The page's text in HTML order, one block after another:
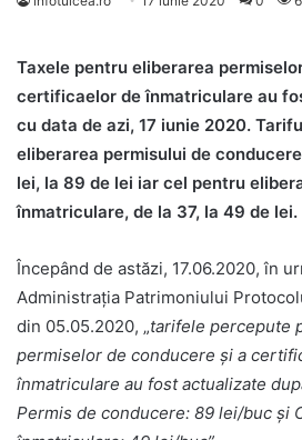
Taxele pentru eliberarea
certificaelor de înmatriculare au
cu data de azi, 17 iunie 2020.
eliberarea permisului de
lei, la 89 de lei iar cel pentru
înmatriculare, de la 37, la 49 de lei.
Începând de astăzi, 17.06.2020, în
Administrația Patrimoniului
din 05.05.2020, „tarifele percepute
permiselor de conducere și a
înmatriculare au fost actualizate
Permis de conducere: 89 lei/buc și